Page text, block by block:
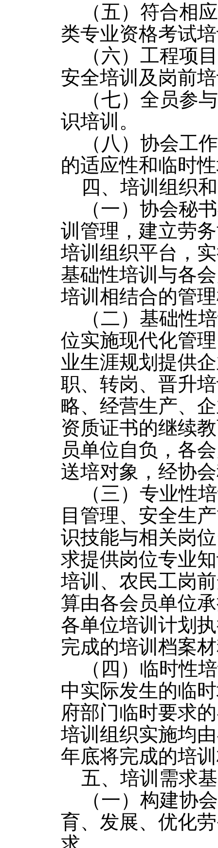
（五）符合相
类专业资格考试
（六）工程项
安全培训及岗前
（七）全员参
识培训。
（八）协会工
的适应性和临时
四、培训组织
（一）协会秘
训管理，建立劳
培训组织平台，
基础性培训与各
培训相结合的管
（二）基础性
位实施现代化管
业生涯规划提供
职、转岗、晋升
略、经营生产、
资质证书的继续
员单位自负，各
送培对象，经协
（三）专业性
目管理、安全生
识技能与相关岗
求提供岗位专业
培训、农民工岗
算由各会员单位
各单位培训计划
完成的培训档案
（四）临时性
中实际发生的临
府部门临时要求
培训组织实施均
年底将完成的培
五、培训需求
（一）构建协
育、发展、优化
求。